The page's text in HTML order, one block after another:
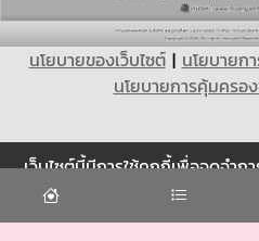
นโยบายของเว็บไซต์| นโยบายก
นโยบายการคุ้มคร
Cookie
เว็บไซต์นี้มีการใช้คุกกี้เพื่อจดจำ
ประสบการณ์การใช้งานของ